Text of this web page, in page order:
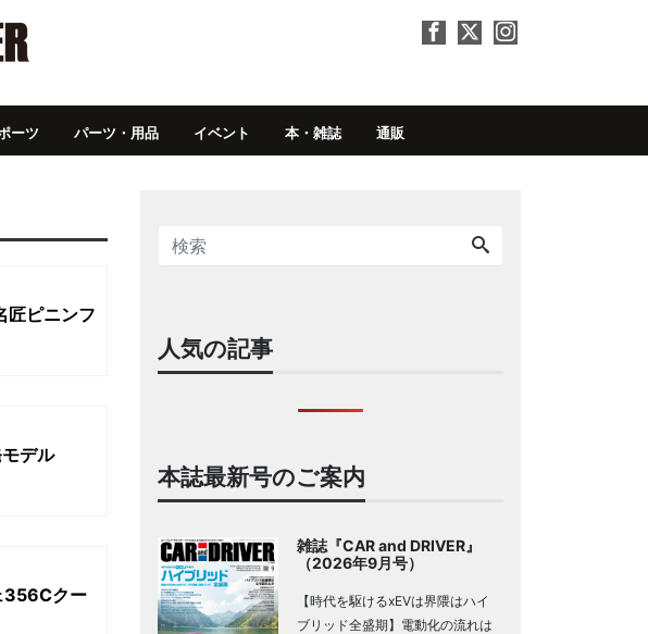
ーツ パーツ・用品 イベント 本・雑誌 通販
匠ピニンフ
デル
356Cクー
人気の記事
本誌最新号のご案内
雑誌『CAR and DRIVER』
（2026年9月号）
【時代を駆けるxEVは界隈はハイ
ブリッド全盛期】電動化の流れは